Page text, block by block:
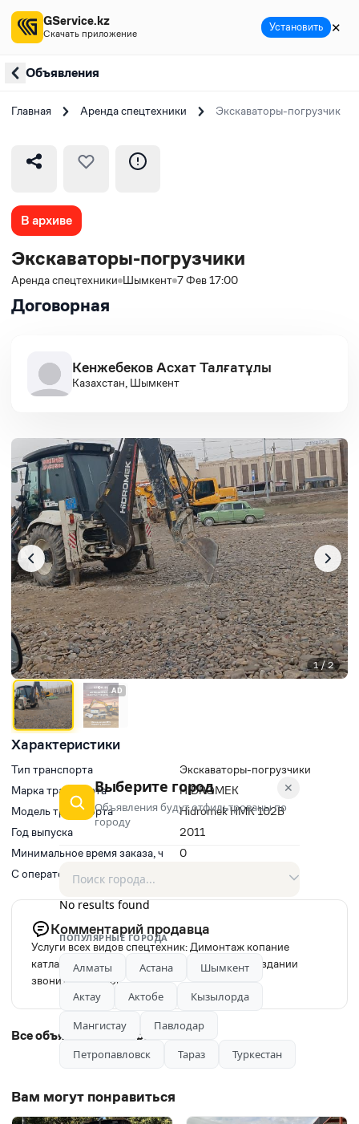
Объявления
Главная Аренда спецтехники Экскаваторы-погрузчики
В архиве
Экскаваторы-погрузчики
Аренда спецтехники Шымкент 7 Фев 17:00
Договорная
Кенжебеков Асхат Талғатұлы
Казахстан, Шымкент
Характеристики
Тип транспорта
Экскаваторы-погрузчики
Марка транспорта
HIDROMEK
Модель транспорта
Hidromek HMK 102B
Год выпуска
2011
Минимальное время заказа, ч
0
С оператором(водитель)
1 / 2
AD
Комментарий продавца
Услуги всех видов спецтехник: Димонтаж копание
катлаванов траншеев бассеинов снос домов здании
звоните 24/7 дог
Все объявления автора
Вам могут понравиться
GService.kz
Скачать приложение Установить ✕
✕
Выберите город
Объявления будут отфильтрованы по
городу
No results found
ПОПУЛЯРНЫЕ ГОРОДА
Алматы Астана
Шымкент
Актау
Актобе
Кызылорда
Мангистау
Павлодар
Петропавловск
Тараз Туркестан